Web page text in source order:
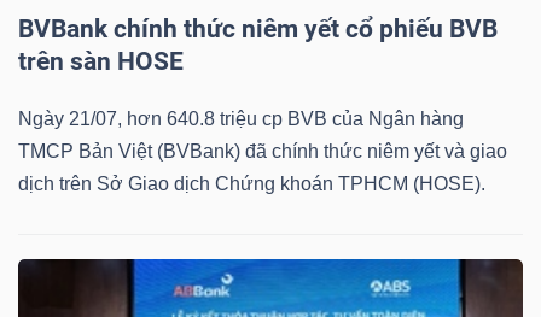
BVBank chính thức niêm yết cổ phiếu BVB
trên sàn HOSE
Ngày 21/07, hơn 640.8 triệu cp BVB của Ngân hàng
TMCP Bản Việt (BVBank) đã chính thức niêm yết và giao
dịch trên Sở Giao dịch Chứng khoán TPHCM (HOSE).
Tất cả Cổ phiếu Chỉ số Chứng chỉ quỹ
đạo
(-)